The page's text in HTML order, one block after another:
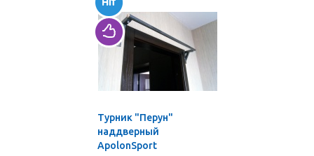
Турник "Перун"
наддверный
ApolonSport